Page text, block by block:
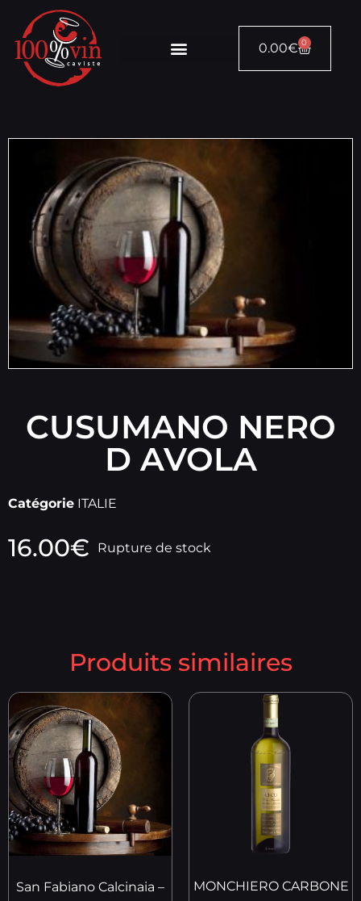
0.00€ 0
CUSUMANO NERO
D AVOLA
Catégorie ITALIE
16.00€ Rupture de stock
Produits similaires
San Fabiano Calcinaia –
MONCHIERO CARBONE